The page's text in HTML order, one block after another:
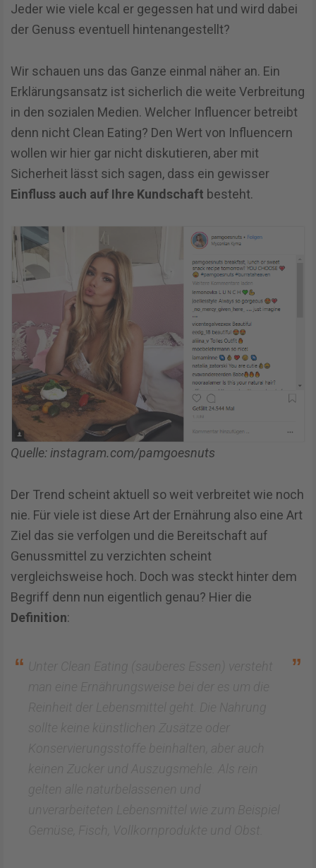
Jeder wie viele kcal er gegessen hat und wird dabei
der Genuss eventuell hintenangestellt?
Wir schauen uns das Ganze einmal näher an. Ein
Erklärungsansatz ist sicherlich die weite Verbreitung
in den sozialen Medien. Welcher Influencer betreibt
denn nicht Clean Eating? Den Wert von Influencern
wollen wir hier gar nicht diskutieren, aber mit
Sicherheit lässt sich sagen, dass ein gewisser
Einfluss auch auf Ihre Kundschaft besteht.
Quelle: instagram.com/pamgoesnuts
Der Trend scheint aktuell so weit verbreitet wie noch
nie. Für viele ist diese Art der Ernährung also eine Art
Ziel das sie verfolgen und die Bereitschaft auf
Genussmittel zu verzichten scheint
vergleichsweise hoch. Doch was steckt hinter dem
Begriff denn nun eigentlich genau? Hier die
Definition: